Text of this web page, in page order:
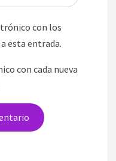
con los
esta entrada.
con cada nueva